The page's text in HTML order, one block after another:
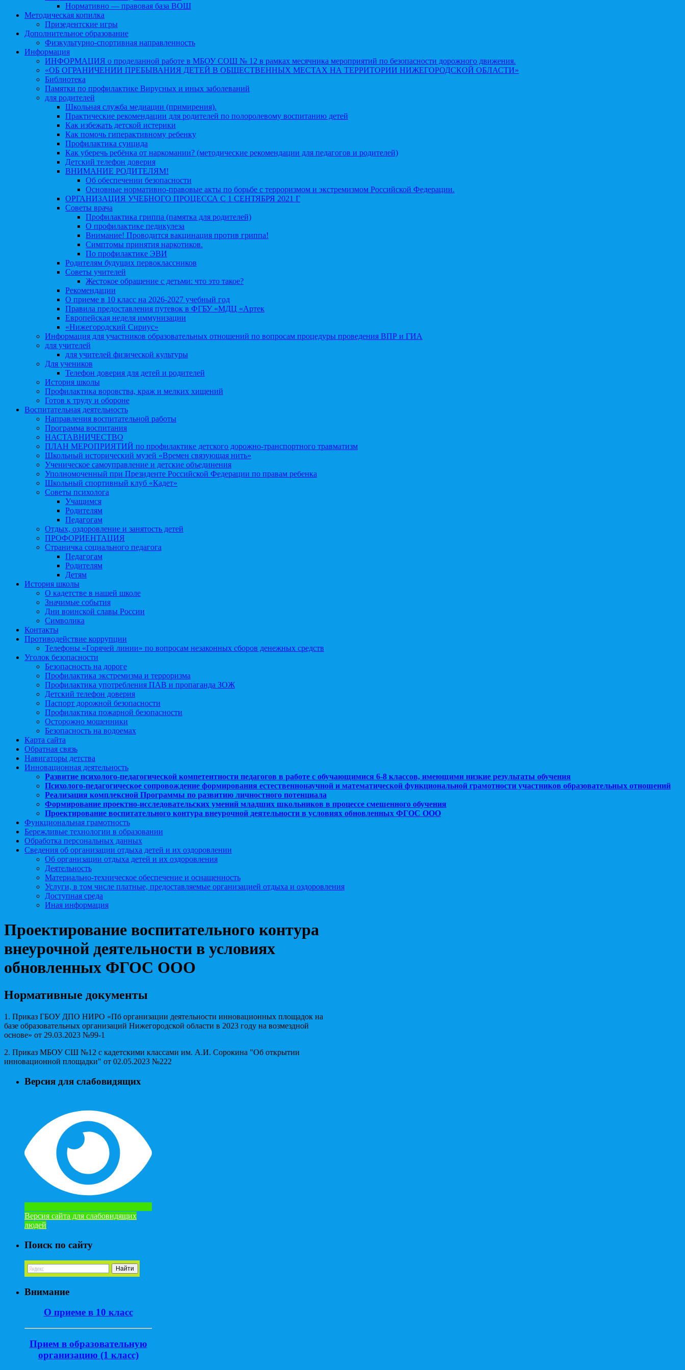
Нормативно — правовая база ВОШ
Методическая копилка
Призедентские игры
Дополнительное образование
Физкультурно-спортивная направленность
Информация
ИНФОРМАЦИЯ о проделанной работе в МБОУ СОШ № 12 в рамках месячника мероприятий по безопасности дорожного движения.
«ОБ ОГРАНИЧЕНИИ ПРЕБЫВАНИЯ ДЕТЕЙ В ОБЩЕСТВЕННЫХ МЕСТАХ НА ТЕРРИТОРИИ НИЖЕГОРОДСКОЙ ОБЛАСТИ»
Библиотека
Памятки по профилактике Вирусных и иных заболеваний
для родителей
Школьная служба медиации (примирения).
Практические рекомендации для родителей по полоролевому воспитанию детей
Как избежать детской истерики
Как помочь гиперактивному ребенку
Профилактика суицида
Как уберечь ребёнка от наркомании? (методические рекомендации для педагогов и родителей)
Детский телефон доверия
ВНИМАНИЕ РОДИТЕЛЯМ!
Об обеспечении безопасности
Основные нормативно-правовые акты по борьбе с терроризмом и экстремизмом Российской Федерации.
ОРГАНИЗАЦИЯ УЧЕБНОГО ПРОЦЕССА С 1 СЕНТЯБРЯ 2021 Г
Советы врача
Профилактика гриппа (памятка для родителей)
О профилактике педикулеза
Внимание! Проводится вакцинация против гриппа!
Симптомы принятия наркотиков.
По профилактике ЭВИ
Родителям будущих первоклассников
Советы учителей
Жестокое обращение с детьми: что это такое?
Рекомендации
О приеме в 10 класс на 2026-2027 учебный год
Правила предоставления путевок в ФГБУ «МДЦ «Артек
Европейская неделя иммунизации
«Нижегородский Сириус»
Информация для участников образовательных отношений по вопросам процедуры проведения ВПР и ГИА
для учителей
для учителей физической культуры
Для учеников
Телефон доверия для детей и родителей
История школы
Профилактика воровства, краж и мелких хищений
Готов к труду и обороне
Воспитательная деятельность
Направления воспитательной работы
Программа воспитания
НАСТАВНИЧЕСТВО
ПЛАН МЕРОПРИЯТИЙ по профилактике детского дорожно-транспортного травматизм
Школьный исторический музей «Времен связующая нить»
Ученическое самоуправление и детские объединения
Уполномоченный при Президенте Российской Федерации по правам ребенка
Школьный спортивный клуб «Кадет»
Советы психолога
Учащимся
Родителям
Педагогам
Отдых, оздоровление и занятость детей
ПРОФОРИЕНТАЦИЯ
Страничка социального педагога
Педагогам
Родителям
Детям
История школы
О кадетстве в нашей школе
Значимые события
Дни воинской славы России
Символика
Контакты
Противодействие коррупции
Телефоны «Горячей линии» по вопросам незаконных сборов денежных средств
Уголок безопасности
Безопасность на дороге
Профилактика экстремизма и терроризма
Профилактика употребления ПАВ и пропаганда ЗОЖ
Детский телефон доверия
Паспорт дорожной безопасности
Профилактика пожарной безопасности
Осторожно мошенники
Безопасность на водоемах
Карта сайта
Обратная связь
Навигаторы детства
Инновационная деятельность
Развитие психолого-педагогической компетентности педагогов в работе с обучающимися 6-8 классов, имеющими низкие результаты обучения
Психолого-педагогическое сопровождение формирования естественнонаучной и математической функциональной грамотности участников образовательных отношений
Реализация комплексной Программы по развитию личностного потенциала
Формирование проектно-исследовательских умений младших школьников в процессе смешенного обучения
Проектирование воспитательного контура внеурочной деятельности в условиях обновленных ФГОС ООО
Функциональная грамотность
Бережливые технологии в образовании
Обработка персональных данных
Сведения об организации отдыха детей и их оздоровлении
Об организации отдыха детей и их оздоровления
Деятельность
Материально-техническое обеспечение и оснащенность
Услуги, в том числе платные, предоставляемые организацией отдыха и оздоровления
Доступная среда
Иная информация
Проектирование воспитательного контура
внеурочной деятельности в условиях
обновленных ФГОС ООО
Нормативные документы
1. Приказ ГБОУ ДПО НИРО «Пб организации деятельности инновационных площадок на
базе образовательных организаций Нижегородской области в 2023 году на возмездной
основе» от 29.03.2023 №99-1
2. Приказ МБОУ СШ №12 с кадетскими классами им. А.И. Сорокина "Об открытии
инновационной площадки" от 02.05.2023 №222
Версия для слабовидящих
Версия сайта для слабовидящих
людей
Поиск по сайту
Внимание
О приеме в 10 класс
Прием в образовательную
организацию (1 класс)